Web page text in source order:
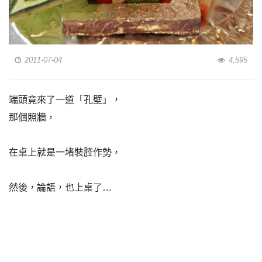
2011-07-04 4,595
端頭竟來了一道「孔壁」，
那個照牆，
在桌上就是一堵裝腔作勢，
然後，論語，也上桌了…